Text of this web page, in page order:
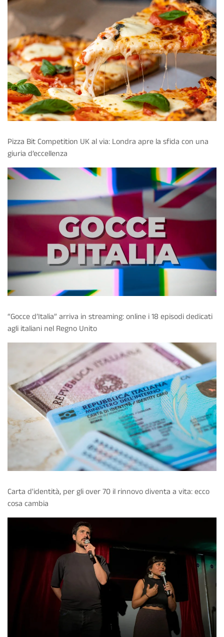
Pizza Bit Competition UK al via: Londra apre la sfida con una
giuria d’eccellenza
“Gocce d’Italia” arriva in streaming: online i 18 episodi dedicati
agli italiani nel Regno Unito
Carta d'identità, per gli over 70 il rinnovo diventa a vita: ecco
cosa cambia